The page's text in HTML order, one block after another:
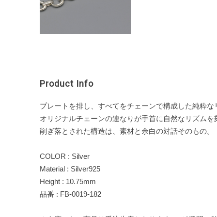
Product Info
プレートを排し、すべてをチェーンで構成した純粋な
オリジナルチェーンの連なりが手首に自然なリズムを
削ぎ落とされた構造は、素材と余白の対話そのもの。
COLOR : Silver
Material : Silver925
Height : 10.75mm
品番 : FB-0019-182